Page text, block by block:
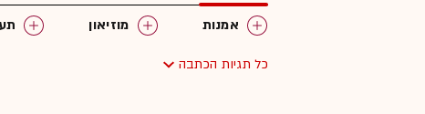
אמנות מוזיאון
כל תגיות הכתבה